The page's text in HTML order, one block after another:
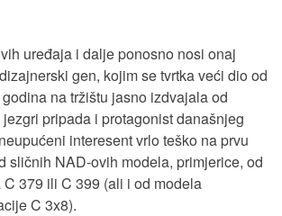
uređaja i dalje ponosno nosi onaj
gen, kojim se tvrtka veći dio od
na tržištu jasno izdvajala od
pripada i protagonist današnjeg
interesent vrlo teško na prvu
sličnih NAD-ovih modela, primjerice, od
379 ili C 399 (ali i od modela
C 3x8).